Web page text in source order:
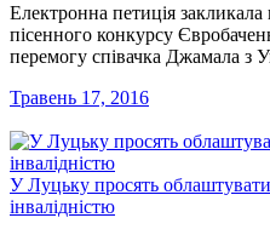
Електронна петиція закликала
пісенного конкурсу
перемогу співачка Джамала з
Травень 17, 2016
У Луцьку просять
інвалідністю